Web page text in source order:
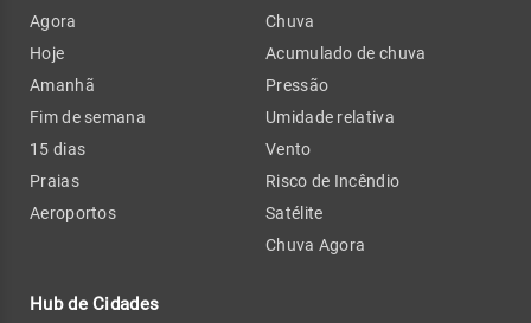
Agora
Hoje
Amanhã
Fim de semana
15 dias
Praias
Aeroportos
Hub de Cidades
Chuva
Acumulado de chuva
Pressão
Umidade relativa
Vento
Risco de Incêndio
Satélite
Chuva Agora